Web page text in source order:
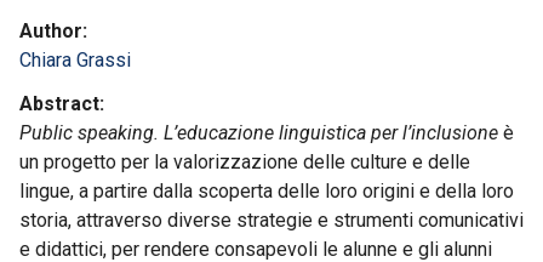
Author
Chiara Grassi
Abstract
Public speaking. L’educazione linguistica per l’inclusione è
un progetto per la valorizzazione delle culture e delle
lingue, a partire dalla scoperta delle loro origini e della loro
storia, attraverso diverse strategie e strumenti comunicativi
e didattici, per rendere consapevoli le alunne e gli alunni